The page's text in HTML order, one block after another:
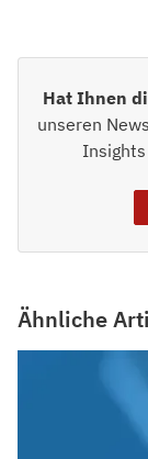
Hat Ihnen
unseren
Ähnliche